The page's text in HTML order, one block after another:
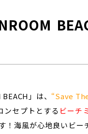
ら探す
」は、 “Save
ンセプトとする ビーチ
！海風が心地良いビー